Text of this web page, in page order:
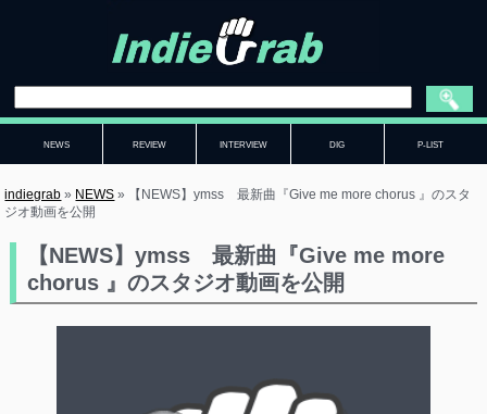
NEWS REVIEW INTERVIEW DIG P-LIST
indiegrab » NEWS »
【NEWS】ymss 最新曲『Give me more chorus 』のスタ
ジオ動画を公開
【NEWS】ymss 最新曲『Give me more
chorus 』のスタジオ動画を公開